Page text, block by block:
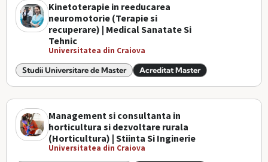
Kinetoterapie in reeducarea
neuromotorie (Terapie si
recuperare) | Medical Sanatate Si
Tehnic
Universitatea din Craiova
Studii Universitare de Master Acreditat Master
Management si consultanta in
horticultura si dezvoltare rurala
(Horticultura) | Stiinta Si Inginerie
Universitatea din Craiova